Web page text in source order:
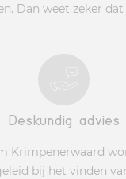
Dan weet zeker
Deskundig advies
Krimpenerwaard
bij het vinden